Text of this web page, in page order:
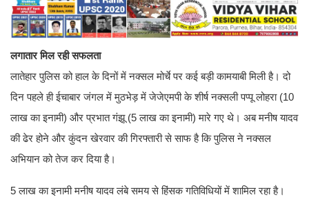
लगातार मिल रही सफलता
लातेहार पुलिस को हाल के दिनों में नक्सल मोर्चे पर कई बड़ी कामयाबी मिली है। दो
दिन पहले ही ईचाबार जंगल में मुठभेड़ में जेजेएमपी के शीर्ष नक्सली पप्पू लोहरा (10
लाख का इनामी) और प्रभात गंझू (5 लाख का इनामी) मारे गए थे। अब मनीष यादव
की ढेर होने और कुंदन खेरवार की गिरफ्तारी से साफ है कि पुलिस ने नक्सल
अभियान को तेज कर दिया है।
5 लाख का इनामी मनीष यादव लंबे समय से हिंसक गतिविधियों में शामिल रहा है।